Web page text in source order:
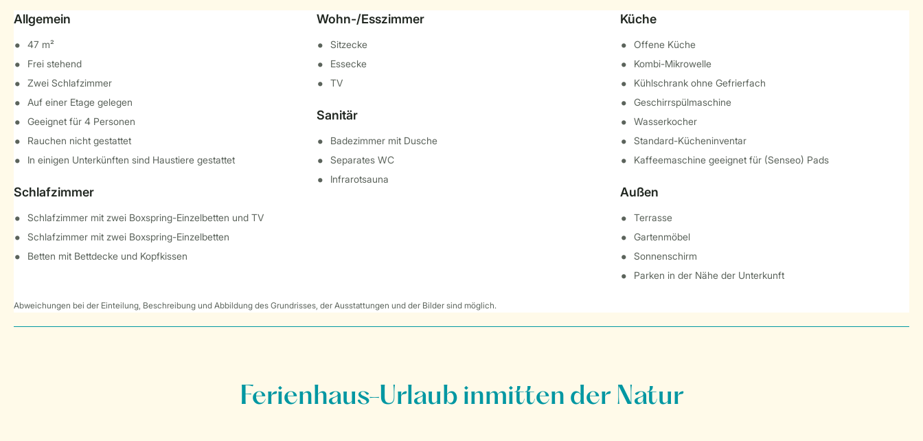
Allgemein
47 m²
Frei stehend
Zwei Schlafzimmer
Auf einer Etage gelegen
Geeignet für 4 Personen
Rauchen nicht gestattet
In einigen Unterkünften sind Haustiere gestattet
Schlafzimmer
Schlafzimmer mit zwei Boxspring-Einzelbetten und TV
Schlafzimmer mit zwei Boxspring-Einzelbetten
Betten mit Bettdecke und Kopfkissen
Wohn-/Esszimmer
Sitzecke
Essecke
TV
Sanitär
Badezimmer mit Dusche
Separates WC
Infrarotsauna
Küche
Offene Küche
Kombi-Mikrowelle
Kühlschrank ohne Gefrierfach
Geschirrspülmaschine
Wasserkocher
Standard-Kücheninventar
Kaffeemaschine geeignet für (Senseo) Pads
Außen
Terrasse
Gartenmöbel
Sonnenschirm
Parken in der Nähe der Unterkunft
Abweichungen bei der Einteilung, Beschreibung und Abbildung des Grundrisses, der Ausstattungen und der Bilder sind möglich.
Ferienhaus-Urlaub inmitten der Natur